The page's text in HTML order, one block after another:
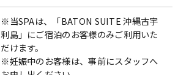
※当SPAは、「BATON SUITE 沖縄古宇
利島」にご宿泊のお客様のみご利用いた
だけます。
※妊娠中のお客様は、事前にスタッフへ